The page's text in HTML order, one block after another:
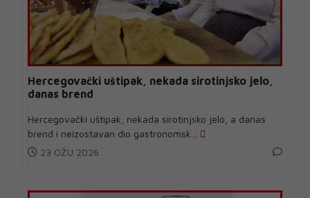
Hercegovački uštipak, nekada sirotinjsko jelo,
danas brend
Hercegovački uštipak, nekada sirotinjsko jelo, a danas
brend i neizostavan dio gastronomsk...
23 OŽU 2026